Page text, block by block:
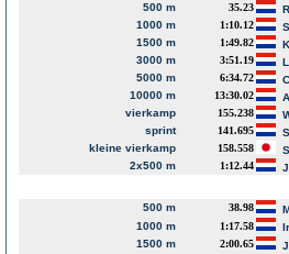
500 m 35.23
1000 m
1:10.12
1500 m
1:49.82
3000 m
3:51.19
5000 m
6:34.72
10000 m
13:30.02
vierkamp
155.238
sprint
141.695
kleine vierkamp
158.558
2x500 m
1:12.44
500 m 38.98
1000 m
1:17.58
1500 m
2:00.65